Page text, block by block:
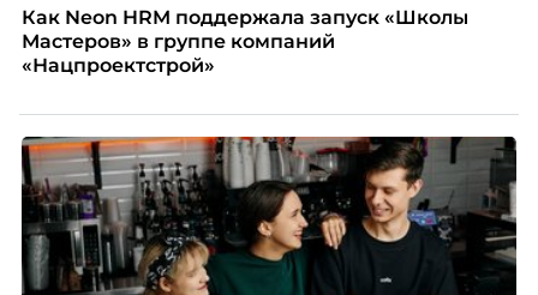
Как Neon HRM поддержала запуск «Школы
Мастеров» в группе компаний
«Нацпроектстрой»